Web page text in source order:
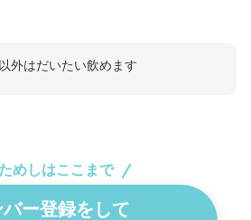
外はだいたい飲めます
めしはここまで
バー登録をして